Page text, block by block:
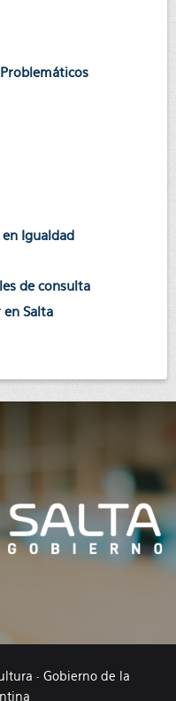
Igualdad
de consulta
en Salta
· Gobierno de la